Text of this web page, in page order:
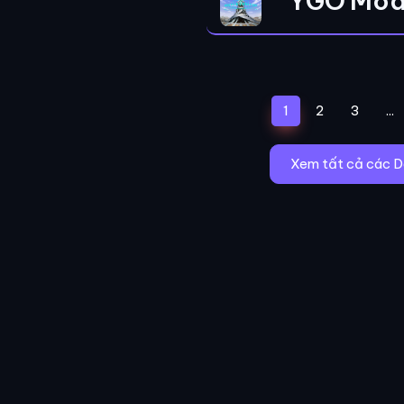
1 (current)
2 3 ...
Xem tất cả các